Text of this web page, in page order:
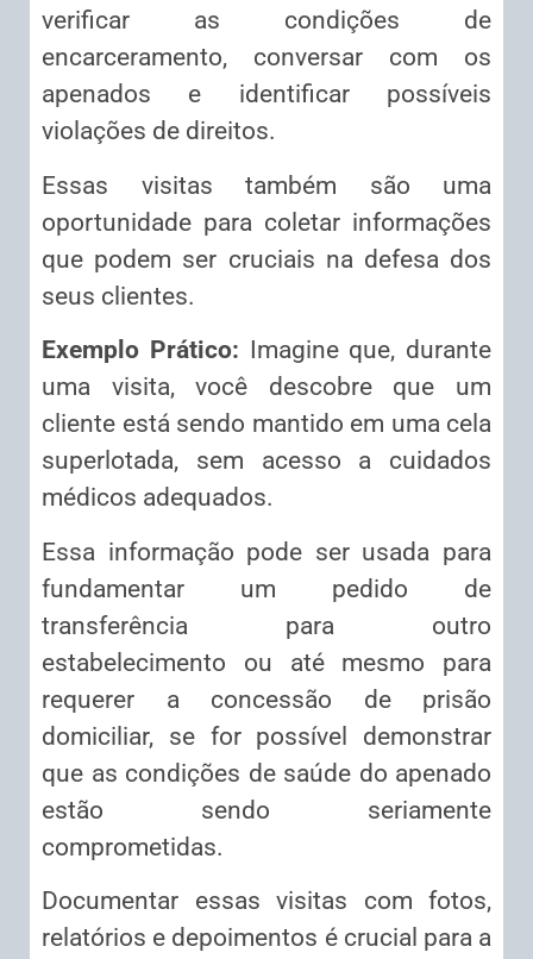
verificar as condições de
encarceramento, conversar com os
apenados e identificar possíveis
violações de direitos.
Essas visitas também são uma
oportunidade para coletar informações
que podem ser cruciais na defesa dos
seus clientes.
Exemplo Prático: Imagine que, durante
uma visita, você descobre que um
cliente está sendo mantido em uma cela
superlotada, sem acesso a cuidados
médicos adequados.
Essa informação pode ser usada para
fundamentar um pedido de
transferência para outro
estabelecimento ou até mesmo para
requerer a concessão de prisão
domiciliar, se for possível demonstrar
que as condições de saúde do apenado
estão sendo seriamente
comprometidas.
Documentar essas visitas com fotos,
relatórios e depoimentos é crucial para a